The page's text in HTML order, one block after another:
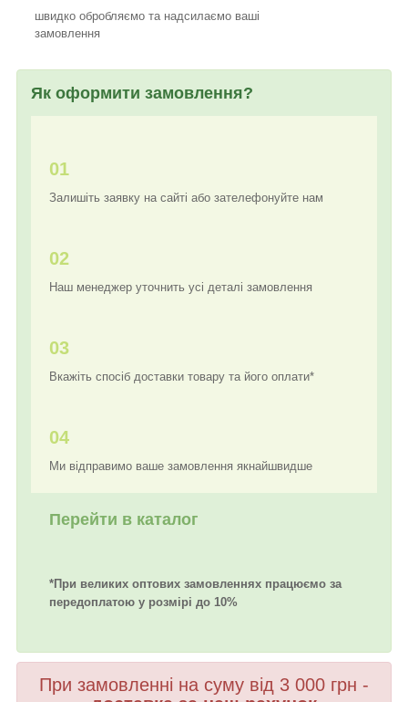
швидко обробляємо та надсилаємо ваші
замовлення
Як оформити замовлення?
01
Залишіть заявку на сайті або зателефонуйте нам
02
Наш менеджер уточнить усі деталі замовлення
03
Вкажіть спосіб доставки товару та його оплати*
04
Ми відправимо ваше замовлення якнайшвидше
Перейти в каталог
*При великих оптових замовленнях працюємо за
передоплатою у розмірі до 10%
При замовленні на суму від 3 000 грн -